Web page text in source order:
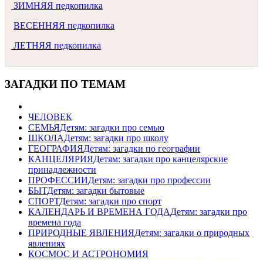
ЗИМНЯЯ педкопилка
ВЕСЕННЯЯ педкопилка
ЛЕТНЯЯ педкопилка
ЗАГАДКИ ПО ТЕМАМ
ЧЕЛОВЕК
СЕМЬЯДетям: загадки про семью
ШКОЛАДетям: загадки про школу
ГЕОГРАФИЯДетям: загадки по географии
КАНЦЕЛЯРИЯДетям: загадки про канцелярские
принадлежности
ПРОФЕССИИДетям: загадки про профессии
БЫТДетям: загадки бытовые
СПОРТДетям: загадки про спорт
КАЛЕНДАРЬ И ВРЕМЕНА ГОДАДетям: загадки про
времена года
ПРИРОДНЫЕ ЯВЛЕНИЯДетям: загадки о природных
явлениях
КОСМОС И АСТРОНОМИЯ